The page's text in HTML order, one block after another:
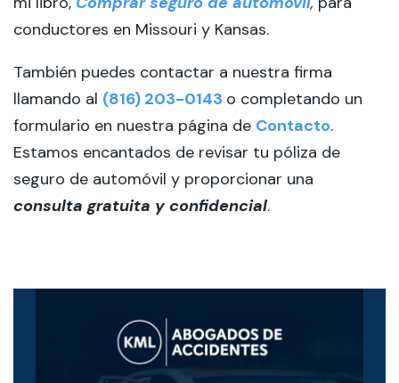
conductores en Missouri y Kansas.
También puedes contactar a nuestra firma
llamando al (816) 203-0143 o completando un
formulario en nuestra página de Contacto.
Estamos encantados de revisar tu póliza de
seguro de automóvil y proporcionar una
consulta gratuita y confidencial.